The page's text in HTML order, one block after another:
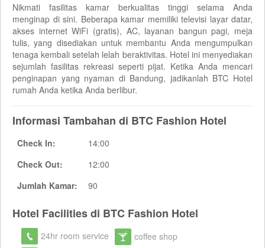
Nikmati fasilitas kamar berkualitas tinggi selama Anda
menginap di sini. Beberapa kamar memiliki televisi layar datar,
akses internet WiFi (gratis), AC, layanan bangun pagi, meja
tulis, yang disediakan untuk membantu Anda mengumpulkan
tenaga kembali setelah lelah beraktivitas. Hotel ini menyediakan
sejumlah fasilitas rekreasi seperti pijat. Ketika Anda mencari
penginapan yang nyaman di Bandung, jadikanlah BTC Hotel
rumah Anda ketika Anda berlibur.
Informasi Tambahan di BTC Fashion Hotel
Check In:
14:00
Check Out:
12:00
Jumlah Kamar:
90
Hotel Facilities di BTC Fashion Hotel
24hr room service
coffee shop